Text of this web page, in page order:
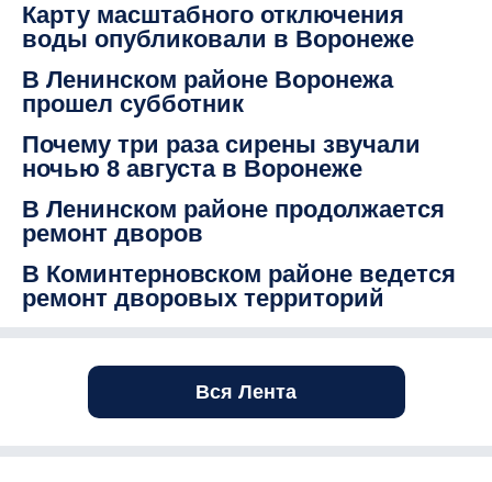
Карту масштабного отключения
воды опубликовали в Воронеже
В Ленинском районе Воронежа
прошел субботник
Почему три раза сирены звучали
ночью 8 августа в Воронеже
В Ленинском районе продолжается
ремонт дворов
В Коминтерновском районе ведется
ремонт дворовых территорий
Вся Лента